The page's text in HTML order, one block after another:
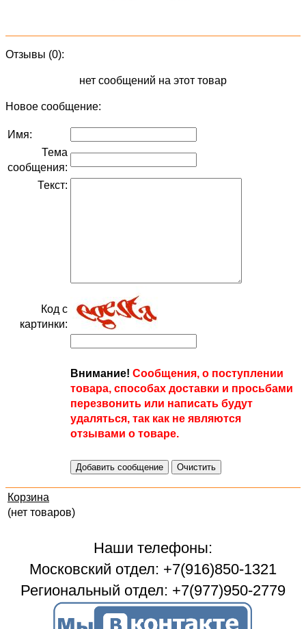
Отзывы (0):
нет сообщений на этот товар
Новое сообщение:
Имя:
Тема
сообщения:
Текст:
Код с
картинки:
Внимание! Сообщения, о поступлении
товара, способах доставки и просьбами
перезвонить или написать будут
удаляться, так как не являются
отзывами о товаре.
Корзина
(нет товаров)
Наши телефоны:
Московский отдел: +7(916)850-1321
Региональный отдел: +7(977)950-2779